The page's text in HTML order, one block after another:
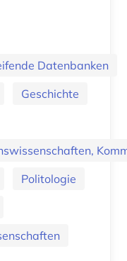
Datenbanken
Geschichte
Politologie